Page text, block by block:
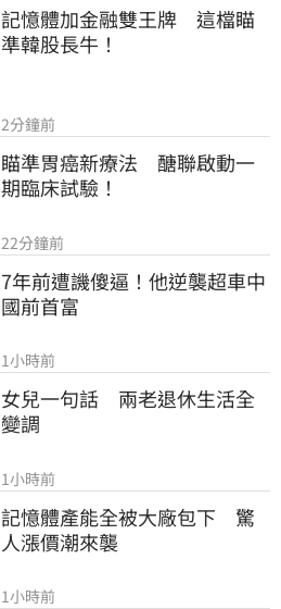
記憶體加金融雙王牌　這檔瞄
準韓股長牛！
2分鐘前
瞄準胃癌新療法　醣聯啟動一
期臨床試驗！
22分鐘前
7年前遭譏傻逼！他逆襲超車中
國前首富
1小時前
女兒一句話　兩老退休生活全
變調
1小時前
記憶體產能全被大廠包下　驚
人漲價潮來襲
1小時前